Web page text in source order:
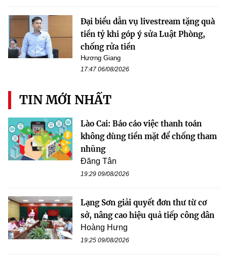
Đại biểu dẫn vụ livestream tặng quà
tiền tỷ khi góp ý sửa Luật Phòng,
chống rửa tiền
Hương Giang
17:47 06/08/2026
TIN MỚI NHẤT
Lào Cai: Báo cáo việc thanh toán
không dùng tiền mặt để chống tham
nhũng
Đăng Tân
19:29 09/08/2026
Lạng Sơn giải quyết đơn thư từ cơ
sở, nâng cao hiệu quả tiếp công dân
Hoàng Hưng
19:25 09/08/2026